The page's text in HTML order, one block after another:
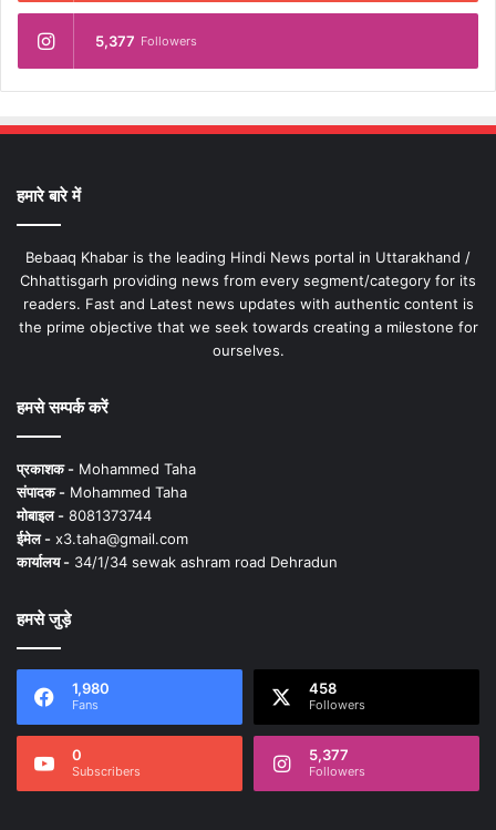
5,377 Followers
हमारे बारे में
Bebaaq Khabar is the leading Hindi News portal in Uttarakhand /
Chhattisgarh providing news from every segment/category for its
readers. Fast and Latest news updates with authentic content is
the prime objective that we seek towards creating a milestone for
ourselves.
हमसे सम्पर्क करें
प्रकाशक - Mohammed Taha
संपादक - Mohammed Taha
मोबाइल - 8081373744
ईमेल - x3.taha@gmail.com
कार्यालय - 34/1/34 sewak ashram road Dehradun
हमसे जुड़े
1,980
Fans
458
Followers
0
Subscribers
5,377
Followers